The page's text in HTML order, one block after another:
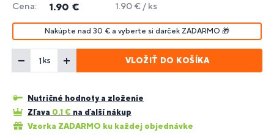
Cena: 1.90 € 1.90 € / ks
Nakúpte nad 30 € a vyberte si darček ZADARMO 🎁
ks VLOŽIŤ DO KOŠÍKA
Nutričné hodnoty a zloženie
Zľava 0.1 € na ďalší nákup
Vzorka ZADARMO ku každej objednávke